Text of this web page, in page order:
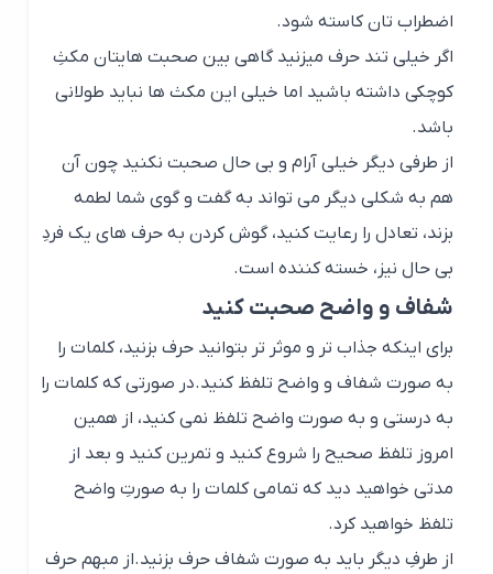
اضطراب تان کاسته شود.
اگر خیلی تند حرف میزنید گاهی بین صحبت هایتان مکثِ
کوچکی داشته باشید اما خیلی این مکث ها نباید طولانی
باشد.
از طرفی دیگر خیلی آرام و بی حال صحبت نکنید چون آن
هم به شکلی دیگر می تواند به گفت و گوی شما لطمه
بزند، تعادل را رعایت کنید، گوش کردن به حرف های یک فردِ
بی حال نیز، خسته کننده است.
شفاف و واضح صحبت کنید
برای اینکه جذاب تر و موثر تر بتوانید حرف بزنید، کلمات را
به صورت شفاف و واضح تلفظ کنید.در صورتی که کلمات را
به درستی و به صورت واضح تلفظ نمی کنید، از همین
امروز تلفظ صحیح را شروع کنید و تمرین کنید و بعد از
مدتی خواهید دید که تمامی کلمات را به صورتِ واضح
تلفظ خواهید کرد.
از طرفِ دیگر باید به صورت شفاف حرف بزنید.از مبهم حرف